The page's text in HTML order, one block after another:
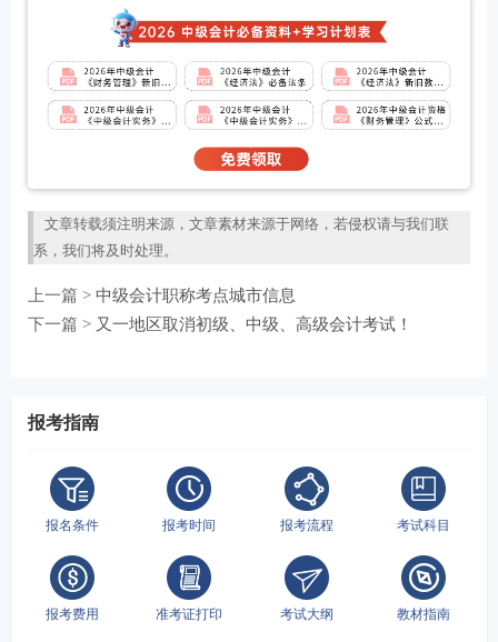
文章转载须注明来源，文章素材来源于网络，若侵权请与我们联
系，我们将及时处理。
上一篇 > 中级会计职称考点城市信息
下一篇 > 又一地区取消初级、中级、高级会计考试！
报考指南
报名条件 报考时间 报考流程 考试科目
报考费用 准考证打印 考试大纲 教材指南